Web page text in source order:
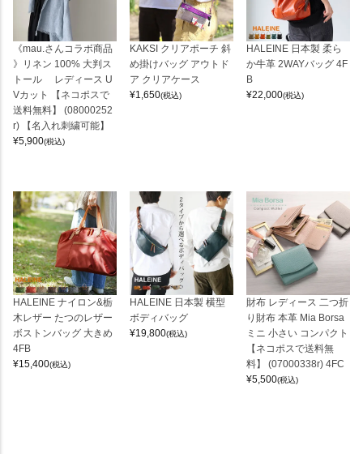
《mau.さんコラボ商品
》リネン 100% 大判ス
トール レディース U
Vカット 【ネコポスで
送料無料】 (08000252
r) 【名入れ刺繍可能】
¥5,900(税込)
KAKSI クリアポーチ 斜
め掛けバッグ アウトド
ア クリアケース
¥1,650(税込)
HALEINE 日本製 柔ら
か牛革 2WAYバッグ 4F
B
¥22,000(税込)
HALEINE ナイロン&栃
木レザー たつのレザー
ボストンバッグ 大きめ
4FB
¥15,400(税込)
HALEINE 日本製 横型
ボディバッグ
¥19,800(税込)
財布 レディース 二つ折
り財布 本革 Mia Borsa
ミニ 小さい コンパクト
【ネコポスで送料無
料】 (07000338r) 4FC
¥5,500(税込)